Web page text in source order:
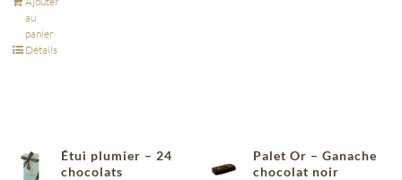
au
panier
Détails
Étui plumier – 24
chocolats
Palet Or – Ganache
chocolat noir